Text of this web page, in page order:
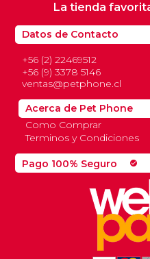
Pago 100% Seguro check_circle
Datos de Contacto
+56 (2) 22469512
+56 (9) 3378 5146
ventas@petphone.cl
La tienda
Acerca de Pet Phone
Como Comprar
Terminos y Condiciones